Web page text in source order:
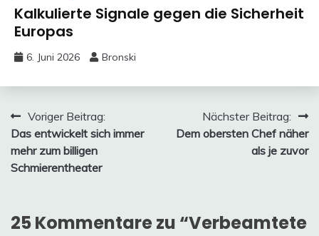
Kalkulierte Signale gegen die Sicherheit
Europas
6. Juni 2026 Bronski
Beitragsnavigation
Voriger Beitrag:
Das entwickelt sich immer
mehr zum billigen
Schmierentheater
Nächster Beitrag:
Dem obersten Chef näher
als je zuvor
25 Kommentare zu “Verbeamtete